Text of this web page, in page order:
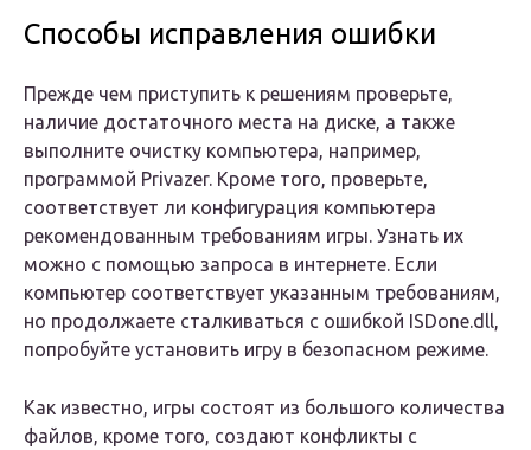
Способы исправления ошибки
Прежде чем приступить к решениям проверьте,
наличие достаточного места на диске, а также
выполните очистку компьютера, например,
программой Privazer. Кроме того, проверьте,
соответствует ли конфигурация компьютера
рекомендованным требованиям игры. Узнать их
можно с помощью запроса в интернете. Если
компьютер соответствует указанным требованиям,
но продолжаете сталкиваться с ошибкой ISDone.dll,
попробуйте установить игру в безопасном режиме.
Как известно, игры состоят из большого количества
файлов, кроме того, создают конфликты с